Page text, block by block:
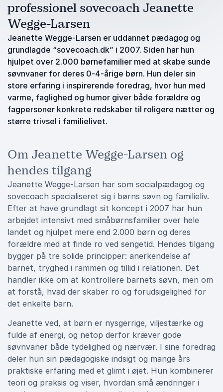
professionel sovecoach Jeanette
Wegge-Larsen
Jeanette Wegge-Larsen er uddannet pædagog og
grundlagde “sovecoach.dk” i 2007. Siden har hun
hjulpet over 2.000 børnefamilier med at skabe sunde
søvnvaner for deres 0-4-årige børn. Hun deler sin
store erfaring i inspirerende foredrag, hvor hun med
varme, faglighed og humor giver både forældre og
fagpersoner konkrete redskaber til roligere nætter og
større trivsel i familielivet.
Om Jeanette Wegge-Larsen og
hendes tilgang
Jeanette Wegge-Larsen har som socialpædagog og
sovecoach specialiseret sig i børns søvn og familieliv.
Efter at have grundlagt sit koncept i 2007 har hun
arbejdet intensivt med småbørnsfamilier over hele
landet og hjulpet mere end 2.000 børn og deres
forældre med at finde ro ved sengetid. Hendes tilgang
bygger på tre solide principper: anerkendelse af
barnet, tryghed i rammen og tillid i relationen. Det
handler ikke om at kontrollere barnets søvn, men om
at forstå, hvad der skaber ro og forudsigelighed for
det enkelte barn.
Jeanette ved, at børn er nysgerrige, viljestærke og
fulde af energi, og netop derfor kræver gode
søvnvaner både tydelighed og nærvær. I sine foredrag
deler hun sin pædagogiske indsigt og mange års
praktiske erfaring med et glimt i øjet. Hun kombinerer
teori og praksis og viser, hvordan små ændringer i